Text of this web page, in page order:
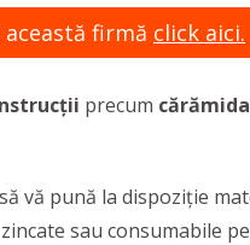
firmă click aici.
precum
vă pună la dispoziție
sau consumabile